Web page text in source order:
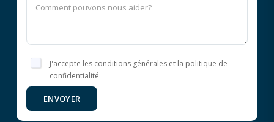
J'accepte les conditions générales et la politique de
confidentialité
ENVOYER